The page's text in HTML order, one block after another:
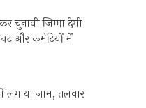
चुनावी जिम्मा देगी
और कमेटियों में
लगाया जाम, तलवार